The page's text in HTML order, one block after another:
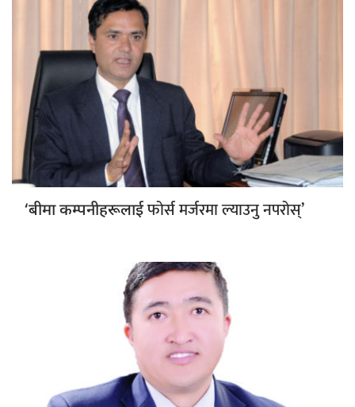
‘बीमा कम्पनीहरूलाईफोर्स मर्जरमा ल्याउनु नपरोस्’